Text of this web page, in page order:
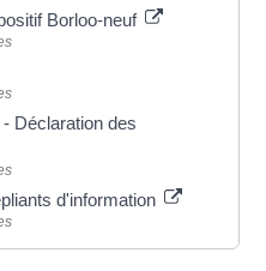
Borloo-neuf
Déclaration des
d'information